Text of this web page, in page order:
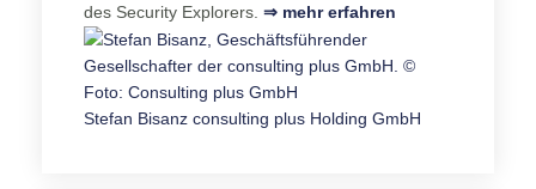
des Security Explorers. ⇒ mehr erfahren
Stefan Bisanz consulting plus Holding GmbH